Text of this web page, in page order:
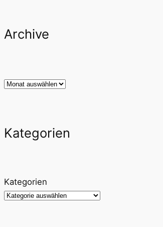
Archive
Archiv
Kategorien
Kategorien